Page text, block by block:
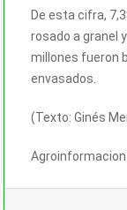
De esta cifra,
rosado a granel
millones fueron
envasados.
(Texto: Ginés
Agroinformacion.